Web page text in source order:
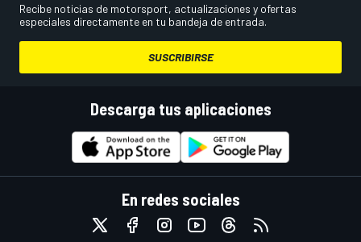
Recibe noticias de motorsport, actualizaciones y ofertas
especiales directamente en tu bandeja de entrada.
SUSCRIBIRSE
Descarga tus aplicaciones
En redes sociales